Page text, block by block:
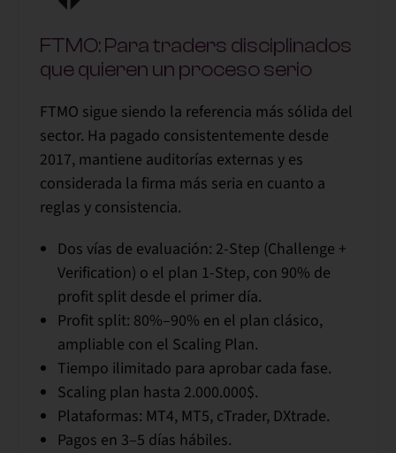
FTMO: Para traders disciplinados
que quieren un proceso serio
FTMO sigue siendo la referencia más sólida del
sector. Ha pagado consistentemente desde
2017, mantiene auditorías externas y es
considerada la firma más seria en cuanto a
reglas y consistencia.
Dos vías de evaluación: 2-Step (Challenge +
Verification) o el plan 1-Step, con 90% de
profit split desde el primer día.
Profit split: 80%–90% en el plan clásico,
ampliable con el Scaling Plan.
Tiempo ilimitado para aprobar cada fase.
Scaling plan hasta 2.000.000$.
Plataformas: MT4, MT5, cTrader, DXtrade.
Pagos en 3–5 días hábiles.